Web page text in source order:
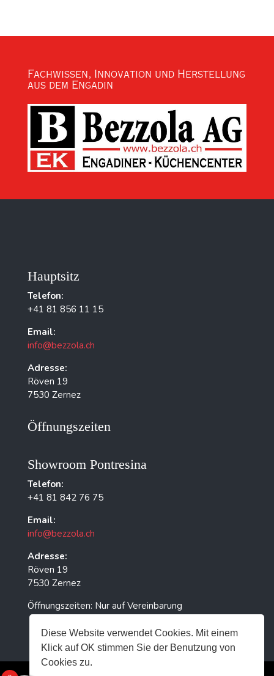
Diese Website verwendet Cookies. Mit einem
Klick auf OK stimmen Sie der Benutzung von
Cookies zu.
Fachwissen, Innovation und Herstellung
aus dem Engadin
Hauptsitz
Telefon:
+41 81 856 11 15
Email:
info@bezzola.ch
Adresse:
Röven 19
7530 Zernez
Öffnungszeiten
Showroom Pontresina
Telefon:
+41 81 842 76 75
Email:
info@bezzola.ch
Adresse:
Röven 19
7530 Zernez
Öffnungszeiten: Nur auf Vereinbarung